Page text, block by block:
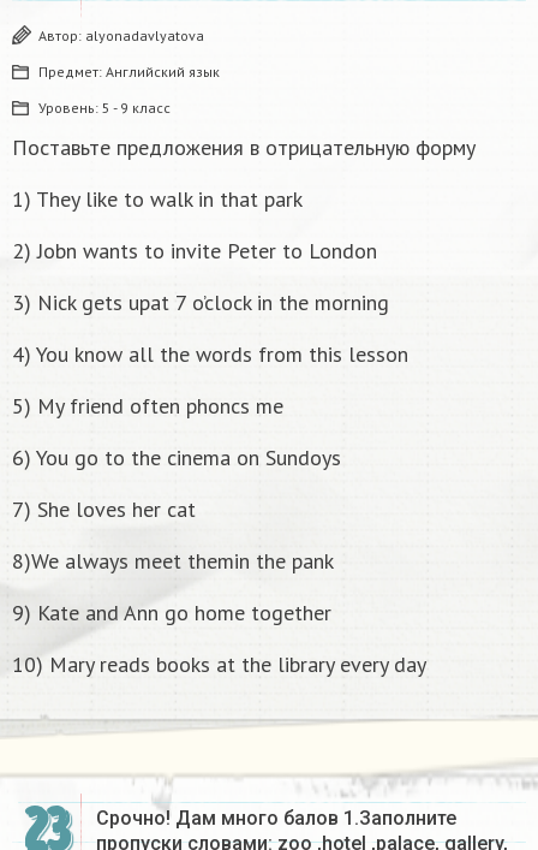
Автор: alyonadavlyatova
Предмет: Английский язык
Уровень: 5 - 9 класс
Поставьте предложения в отрицательную форму
1) They like to walk in that park
2) Jobn wants to invite Peter to London
3) Nick gets upat 7 o’clock in the morning
4) You know all the words from this lesson
5) My friend often phoncs me
6) You go to the cinema on Sundoys
7) She loves her cat
8)We always meet themin the pank
9) Kate and Ann go home together
10) Mary reads books at the library every day
23
Срочно! Дам много балов 1.Заполните
пропуски словами: zoo ,hotel ,palace, gallery,